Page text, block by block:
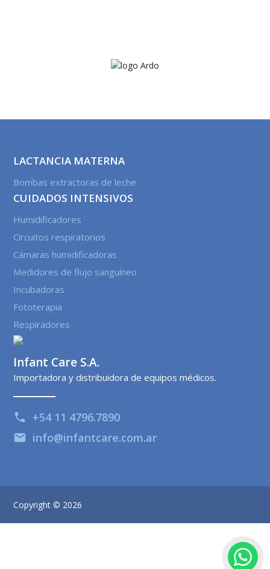
LACTANCIA MATERNA
Bombas extractoras de leche
CUIDADOS INTENSIVOS
Humidificadores
Circuitos respiratorios
Cámaras humidificadoras
Medidores de flujo sanguíneo
Incubadoras
Fototerapia
Respiradores
Infant Care S.A.
Importadora y distribuidora de equipos médicos.
phone +54 11 4796.7890
email info@infantcare.com.ar
Copyright © 2026